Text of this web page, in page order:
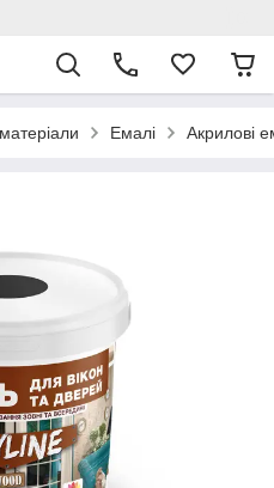
Емалі Акрилові